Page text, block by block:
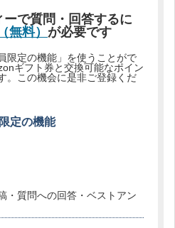
で質問・回答するに
無料） が必要です
限定の機能」を使うことがで
ギフト券と交換可能なポイン
。この機会に是非ご登録くだ
定の機能
・質問への回答・ベストアン